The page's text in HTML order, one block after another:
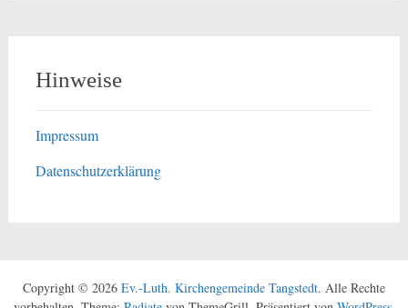
Hinweise
Impressum
Datenschutzerklärung
Copyright © 2026 Ev.-Luth. Kirchengemeinde Tangstedt. Alle Rechte